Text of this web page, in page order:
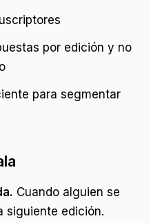
por edición y no
para segmentar
Cuando alguien se
siguiente edición.